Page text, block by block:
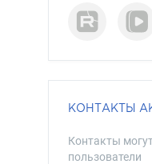
КОНТАКТЫ
Контакты
пользователи